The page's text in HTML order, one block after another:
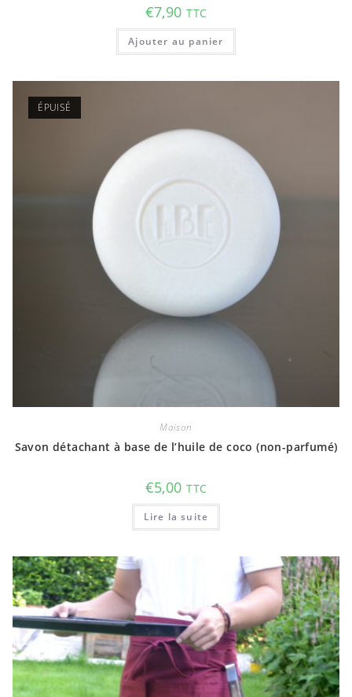
€7,90 TTC
Ajouter au panier
ÉPUISÉ
Maison
Savon détachant à base de l’huile de coco (non-parfumé)
€5,00 TTC
Lire la suite